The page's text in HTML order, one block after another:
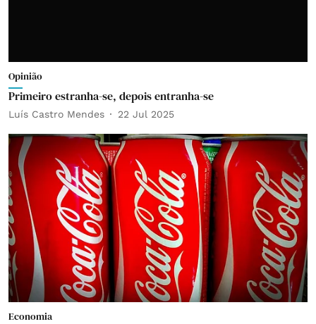
Opinião
Primeiro estranha-se, depois entranha-se
Luís Castro Mendes 22 Jul 2025
Economia